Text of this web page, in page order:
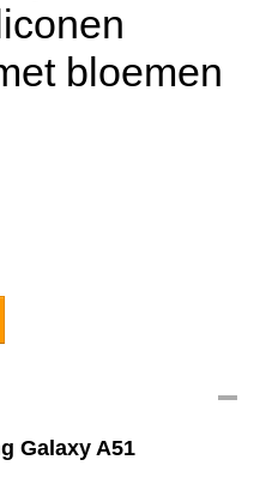
bloemen
Galaxy A51